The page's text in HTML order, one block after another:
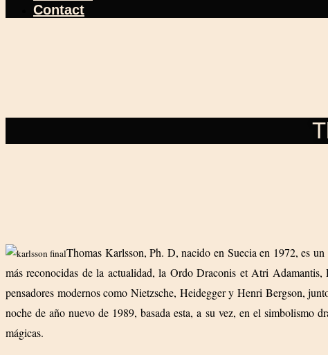
Contact
Thomas Karlsson, Ph. D, nacido en Suecia en 1972, es
más reconocidas de la actualidad, la Ordo Draconis et Atri
pensadores modernos como Nietzsche, Heidegger y Henri Bergson,
noche de año nuevo de 1989, basada esta, a su vez, en el
mágicas.